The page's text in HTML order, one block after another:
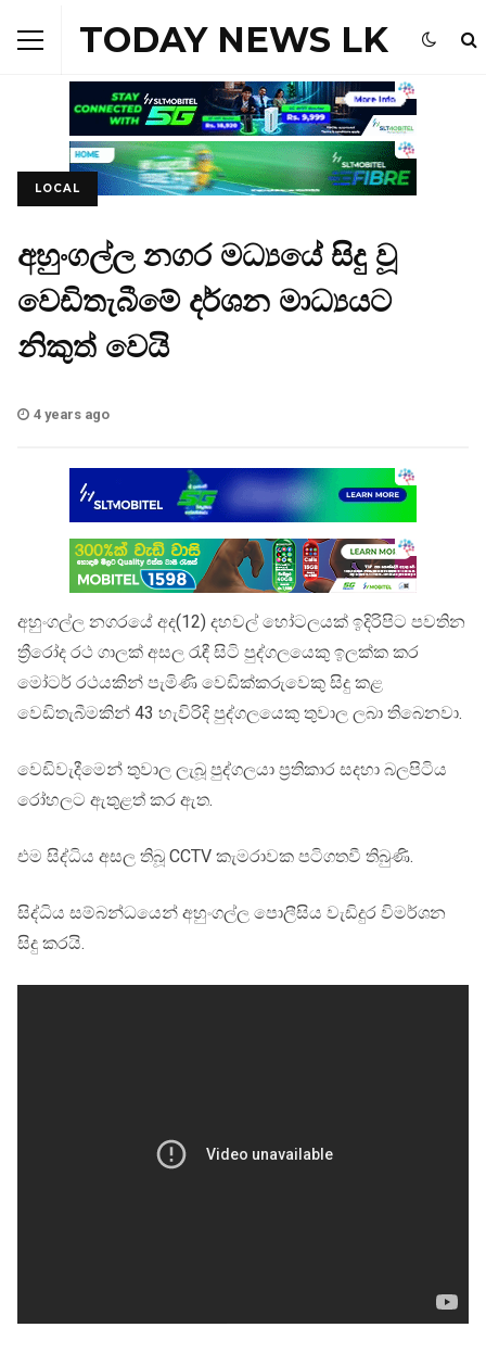
TODAY NEWS LK
LOCAL
අහුංගල්ල නගර මධ්‍යයේ සිදු වූ
වෙඩිතැබීමේ දර්ශන මාධ්‍යයට
නිකුත් වෙයි
4 years ago
අහුංගල්ල නගරයේ අද(12) දහවල් හෝටලයක් ඉදිරිපිට පවතින
ත්‍රීරෝද රථ ගාලක් අසල රැඳී සිටි පුද්ගලයෙකු ඉලක්ක කර
මෝටර් රථයකින් පැමිණි වෙඩික්කරුවෙකු සිදු කළ
වෙඩිතැබීමකින් 43 හැවිරිදි පුද්ගලයෙකු තුවාල ලබා තිබෙනවා.
වෙඩිවැදීමෙන් තුවාල ලැබූ පුද්ගලයා ප්‍රතිකාර සදහා බලපිටිය
රෝහලට ඇතුළත් කර ඇත.
එම සිද්ධිය අසල තිබූ CCTV කැමරාවක පටිගතවී තිබුණි.
සිද්ධිය සම්බන්ධයෙන් අහුංගල්ල පොලීසිය වැඩිදුර විමර්ශන
සිදු කරයි.